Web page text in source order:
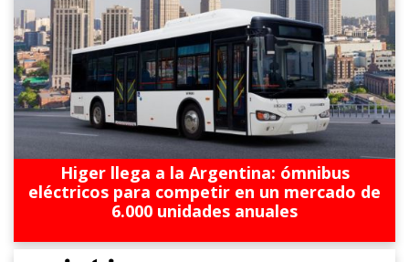
Higer llega a la Argentina: ómnibus
eléctricos para competir en un mercado de
6.000 unidades anuales